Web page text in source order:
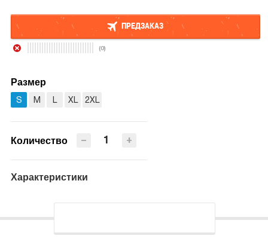
ПРЕДЗАКАЗ
(0)
Размер
S M L XL 2XL
Количество +
−
Характеристики